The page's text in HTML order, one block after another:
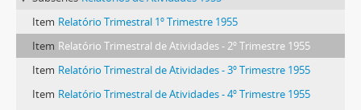
Item Relatório Trimestral 1º Trimestre 1955
Item Relatório Trimestral de Atividades - 2º Trimestre 1955
Item Relatório Trimestral de Atividades - 3º Trimestre 1955
Item Relatório Trimestral de Atividades - 4º Trimestre 1955